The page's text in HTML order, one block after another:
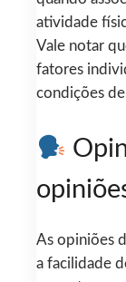
atividade
Vale notar
fatores
condições
As opiniões
a facilidade